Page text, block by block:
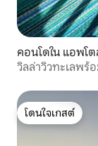
คอนโดใน แอพโ
วิลล่าวิวทะเลพร้
โดนใจเกสต์
โดนใจเกสต์